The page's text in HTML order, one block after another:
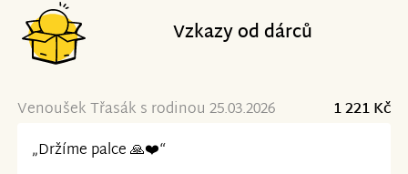
Vzkazy od dárců
Venoušek Třasák s rodinou 25.03.2026
1 221 Kč
„Držíme palce 🙏❤️“